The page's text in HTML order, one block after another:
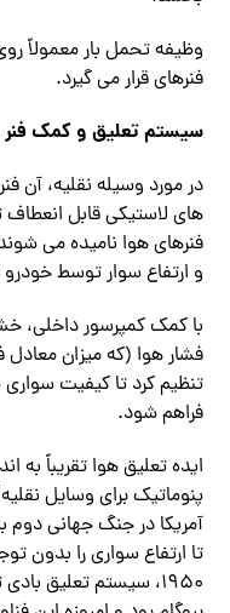
وظیفه تحمل بار معمولاً
فنرهای قرار می گیرد.
سیستم تعلیق و کمک فنر
در مورد وسیله نقلیه، آن
های لاستیکی قابل
فنرهای هوا نامیده می
و ارتفاع سوار توسط
با کمک کمپرسور داخلی،
فشار هوا (که میزان معادل
تنظیم کرد تا کیفیت
فراهم شود.
ایده تعلیق هوا تقریباً به
آمریکا در جنگ جهانی دوم
تا ارتفاع سواری را بدون
1950، سیستم تعلیق